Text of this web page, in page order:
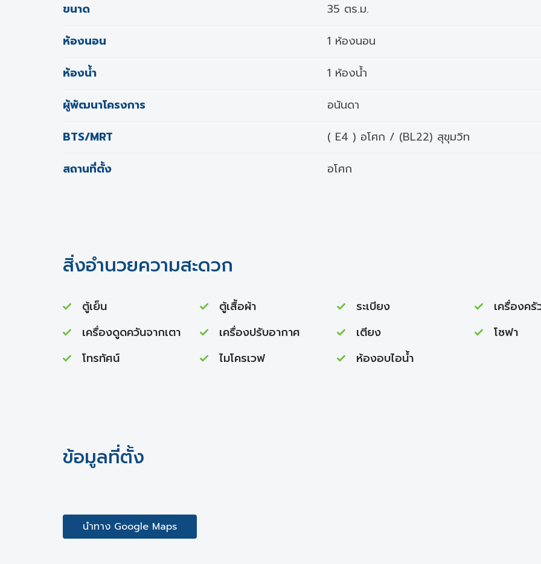
ขนาด
35 ตร.ม.
ห้องนอน
1 ห้องนอน
ห้องน้ำ
1 ห้องน้ำ
ผู้พัฒนาโครงการ
อนันดา
BTS/MRT
( E4 ) อโศก / (BL22) สุขุมวิท
สถานที่ตั้ง
อโศก
สิ่งอำนวยความสะดวก
ตู้เย็น ตู้เสื้อผ้า ระเบียง เครื่องครั
เครื่องดูดควันจากเตา
เครื่องปรับอากาศ เตียง โซฟา
โทรทัศน์
ไมโครเวฟ ห้องอบไอนํ้า
ข้อมูลที่ตั้ง
นำทาง Google Maps